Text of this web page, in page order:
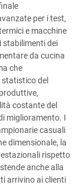
per i test,
e macchine
stabilimenti dei
da cucina
che
del
costante del
miglioramento. I
casuali
dimensionale, la
rispetto
anche alla
arrivino ai clienti